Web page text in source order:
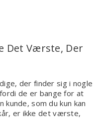
Det Værste, Der
der finder sig i nogle
de er bange for at
som du kun kan
er ikke det værste,